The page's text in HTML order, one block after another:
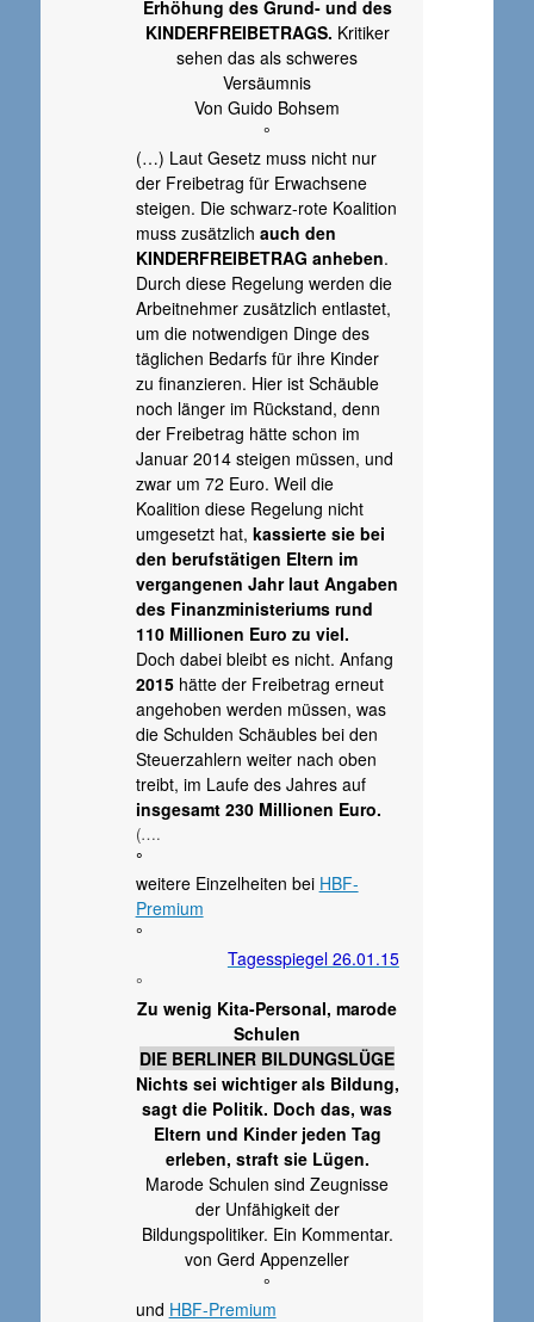
Erhöhung des Grund- und des
KINDERFREIBETRAGS. Kritiker
sehen das als schweres
Versäumnis
Von Guido Bohsem
°
(…) Laut Gesetz muss nicht nur
der Freibetrag für Erwachsene
steigen. Die schwarz-rote Koalition
muss zusätzlich auch den
KINDERFREIBETRAG anheben.
Durch diese Regelung werden die
Arbeitnehmer zusätzlich entlastet,
um die notwendigen Dinge des
täglichen Bedarfs für ihre Kinder
zu finanzieren. Hier ist Schäuble
noch länger im Rückstand, denn
der Freibetrag hätte schon im
Januar 2014 steigen müssen, und
zwar um 72 Euro. Weil die
Koalition diese Regelung nicht
umgesetzt hat, kassierte sie bei
den berufstätigen Eltern im
vergangenen Jahr laut Angaben
des Finanzministeriums rund
110 Millionen Euro zu viel.
Doch dabei bleibt es nicht. Anfang
2015 hätte der Freibetrag erneut
angehoben werden müssen, was
die Schulden Schäubles bei den
Steuerzahlern weiter nach oben
treibt, im Laufe des Jahres auf
insgesamt 230 Millionen Euro.
(….
°
weitere Einzelheiten bei HBF-
Premium
°
Tagesspiegel 26.01.15
°
Zu wenig Kita-Personal, marode
Schulen
DIE BERLINER BILDUNGSLÜGE
Nichts sei wichtiger als Bildung,
sagt die Politik. Doch das, was
Eltern und Kinder jeden Tag
erleben, straft sie Lügen.
Marode Schulen sind Zeugnisse
der Unfähigkeit der
Bildungspolitiker. Ein Kommentar.
von Gerd Appenzeller
°
und HBF-Premium